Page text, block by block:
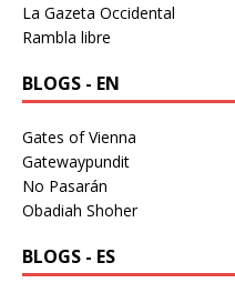
La Gazeta Occidental
Rambla libre
BLOGS - EN
Gates of Vienna
Gatewaypundit
No Pasarán
Obadiah Shoher
BLOGS - ES